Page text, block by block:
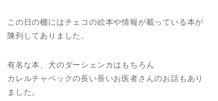
この日の棚にはチェコの絵本や情報が載っている本が
陳列してありました。
有名な本、犬のダーシェンカはもちろん
カレルチャペックの長い長いお医者さんのお話もあり
ました。